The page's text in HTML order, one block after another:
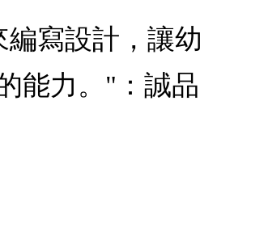
編寫設計，讓幼
能力。"：誠品